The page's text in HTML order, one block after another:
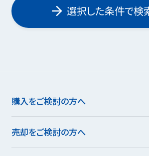
選択した条件で検
購入をご検討の方へ
売却をご検討の方へ